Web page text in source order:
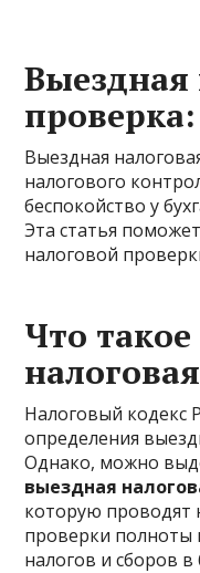
Выездная
Выездная
налогового
беспокойство у
Эта статья
налоговой
Что
Налоговый кодекс
определения
Однако, можно
выездная
которую проводят
проверки полноты
налогов и сборов